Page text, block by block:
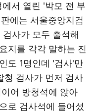
서 열린 '박모 전 부
에는 서울중앙지검
사가 모두 출석해
지를 각각 말하는 진
도 1명인데 '검사'만
청 검사가 먼저 검사
어 방청석에 앉아
로 검사석에 들어섰